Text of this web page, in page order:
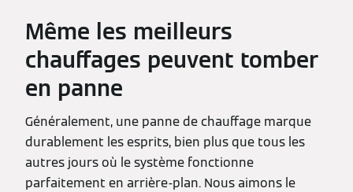
Même les meilleurs
chauffages peuvent tomber
en panne
Généralement, une panne de chauffage marque
durablement les esprits, bien plus que tous les
autres jours où le système fonctionne
parfaitement en arrière-plan. Nous aimons le